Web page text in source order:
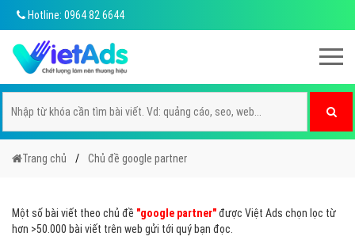
Hotline: 0964 82 6644
Trang chủ Chủ đề google partner
Một số bài viết theo chủ đề "google partner"được Việt Ads chọn lọc từ
hơn >50.000 bài viết trên web gửi tới quý bạn đọc.